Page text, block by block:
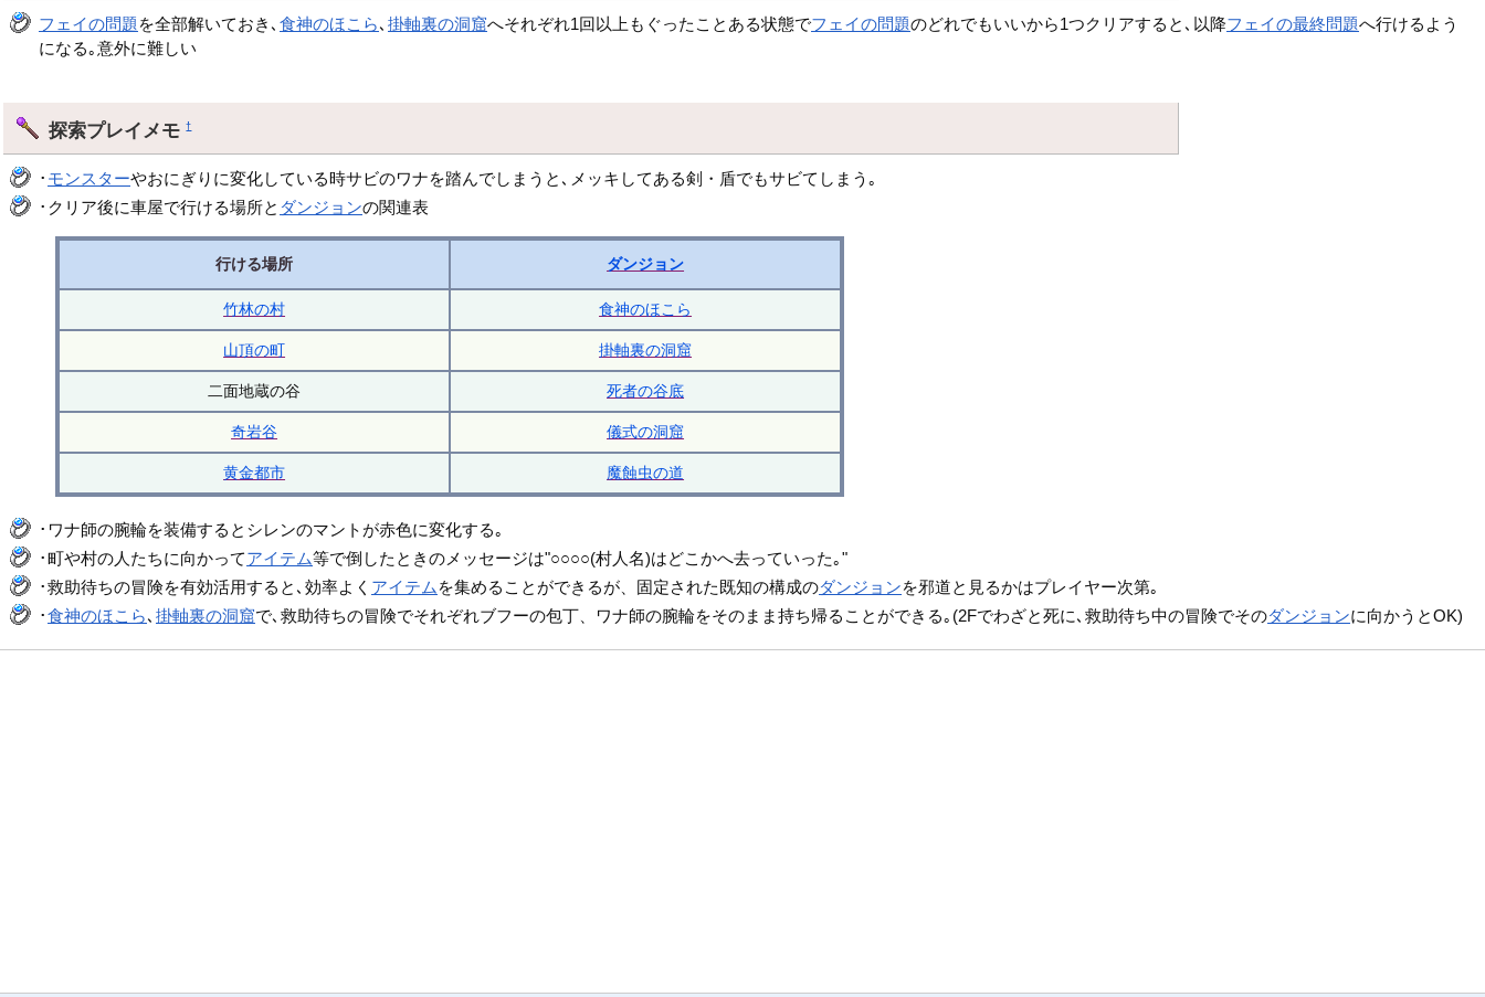
フェイの問題 を全部解いておき､食神のほこら､掛軸裏の洞窟へそれぞれ1回以上もぐったことある状態でフェイの問題のどれでもいいから1つクリアすると､以降フェイの最終問題へ行けるよう
になる｡意外に難しい
探索プレイメモ†
･ モンスターやおにぎりに変化している時サビのワナを踏んでしまうと､メッキしてある剣・盾でもサビてしまう｡
･クリア後に車屋で行ける場所と ダンジョンの関連表
行ける場所 ダンジョン
竹林の村 食神のほこら
山頂の町 掛軸裏の洞窟
二面地蔵の谷 死者の谷底
奇岩谷 儀式の洞窟
黄金都市 魔蝕虫の道
･ワナ師の腕輪を装備するとシレンのマントが赤色に変化する｡
･町や村の人たちに向かってアイテム等で倒したときのメッセージは"○○○○(村人名)はどこかへ去っていった｡"
･救助待ちの冒険を有効活用すると､効率よく アイテム を集めることができるが、固定された既知の構成のダンジョンを邪道と見るかはプレイヤー次第｡
･食神のほこら､掛軸裏の洞窟で､救助待ちの冒険でそれぞれブフーの包丁、ワナ師の腕輪をそのまま持ち帰ることができる｡(2Fでわざと死に､救助待ち中の冒険でそのダンジョンに向かうとOK)